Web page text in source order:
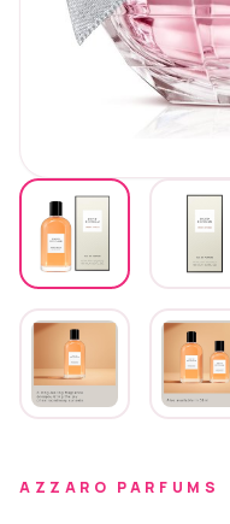
AZZARO PARFUMS